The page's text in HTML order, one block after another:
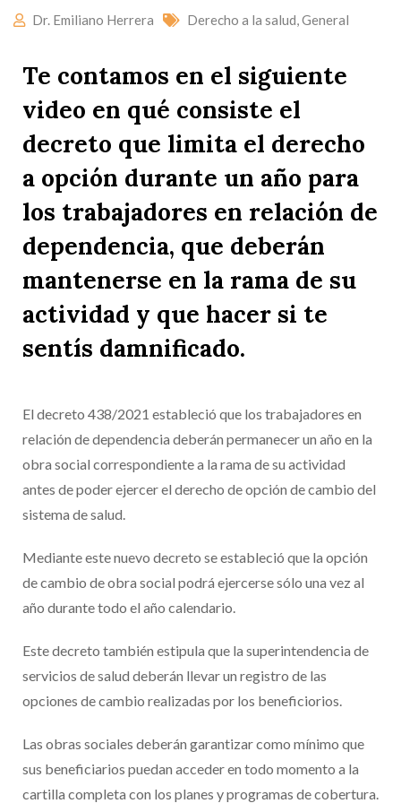
Dr. Emiliano Herrera Derecho a la salud,General
Te contamos en el siguiente
video en qué consiste el
decreto que limita el derecho
a opción durante un año para
los trabajadores en relación de
dependencia, que deberán
mantenerse en la rama de su
actividad y que hacer si te
sentís damnificado.
El decreto 438/2021 estableció que los trabajadores en
relación de dependencia deberán permanecer un año en la
obra social correspondiente a la rama de su actividad
antes de poder ejercer el derecho de opción de cambio del
sistema de salud.
Mediante este nuevo decreto se estableció que la opción
de cambio de obra social podrá ejercerse sólo una vez al
año durante todo el año calendario.
Este decreto también estipula que la superintendencia de
servicios de salud deberán llevar un registro de las
opciones de cambio realizadas por los beneficiorios.
Las obras sociales deberán garantizar como mínimo que
sus beneficiarios puedan acceder en todo momento a la
cartilla completa con los planes y programas de cobertura.